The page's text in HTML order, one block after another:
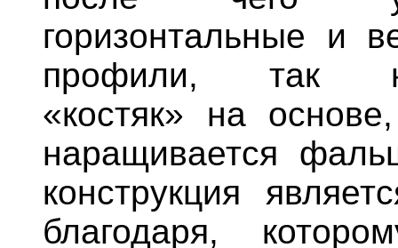
горизонтальные и
профили, так
«костяк» на
наращивается
конструкция
благодаря,